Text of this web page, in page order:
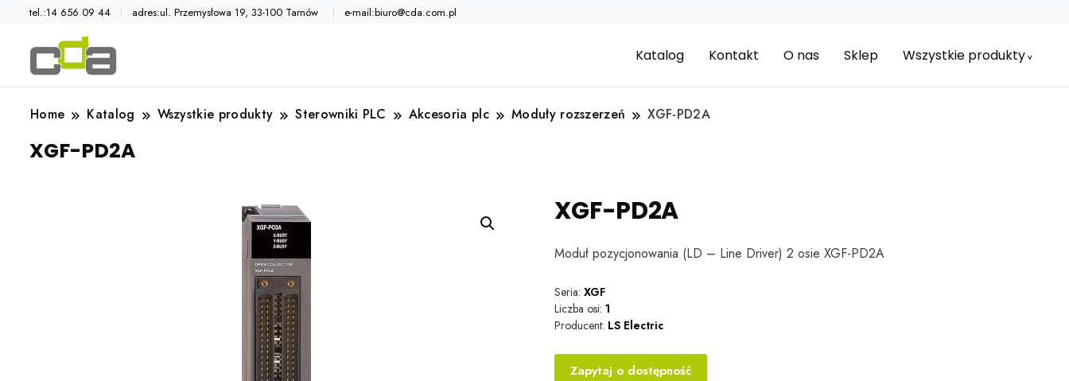
tel.:14 656 09 44 adres:ul. Przemysłowa 19, 33-100 Tarnów e-mail:biuro@cda.com.pl
Katalog Kontakt O nas Sklep Wszystkie produkty
Home Katalog Wszystkie produkty Sterowniki PLC Akcesoria plc Moduły rozszerzeń XGF-PD2A
XGF-PD2A
XGF-PD2A
Moduł pozycjonowania (LD – Line Driver) 2 osie XGF-PD2A
Seria: XGF
Liczba osi: 1
Producent: LS Electric
Zapytaj o dostępność